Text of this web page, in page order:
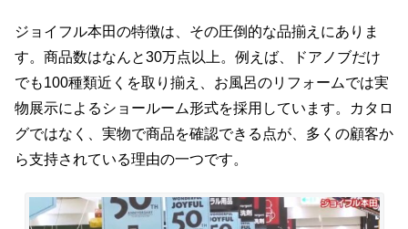
ジョイフル本田の特徴は、その圧倒的な品揃えにありま
す。商品数はなんと30万点以上。例えば、ドアノブだけ
でも100種類近くを取り揃え、お風呂のリフォームでは実
物展示によるショールーム形式を採用しています。カタロ
グではなく、実物で商品を確認できる点が、多くの顧客か
ら支持されている理由の一つです。